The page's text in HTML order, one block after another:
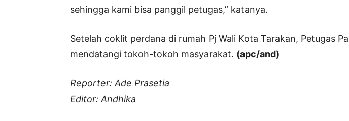
sehingga kami bisa panggil petugas,” katanya.
Setelah coklit perdana di rumah Pj Wali Kota Tarakan, Petugas
mendatangi tokoh-tokoh masyarakat. (apc/and)
Reporter: Ade Prasetia
Editor: Andhika